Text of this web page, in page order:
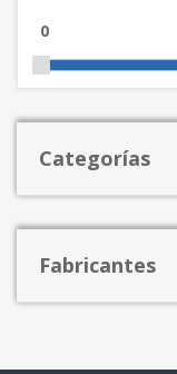
0
Categorías
Fabricantes